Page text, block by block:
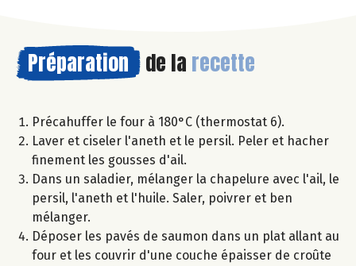
Préparation de la recette
Précahuffer le four à 180°C (thermostat 6).
Laver et ciseler l'aneth et le persil. Peler et hacher
finement les gousses d'ail.
Dans un saladier, mélanger la chapelure avec l'ail, le
persil, l'aneth et l'huile. Saler, poivrer et ben
mélanger.
Déposer les pavés de saumon dans un plat allant au
four et les couvrir d'une couche épaisser de croûte